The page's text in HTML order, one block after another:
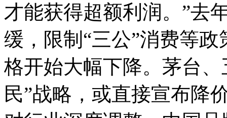
才能获得超额利润。”去
缓，限制“三公”消费等
格开始大幅下降。茅台
民”战略，或直接宣布降